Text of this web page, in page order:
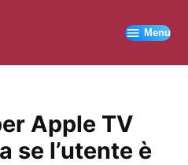
Menu
Apple TV
se l’utente è